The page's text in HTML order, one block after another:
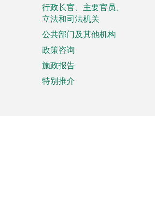
菜
单
行政长官、主要官员、
立法和司法机关
公共部门及其他机构
政策咨询
施政报告
特别推介